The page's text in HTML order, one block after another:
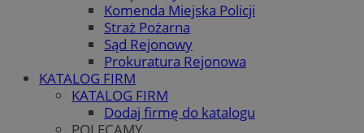
Komenda Miejska Policji
Straż Pożarna
Sąd Rejonowy
Prokuratura Rejonowa
KATALOG FIRM
KATALOG FIRM
Dodaj firmę do katalogu